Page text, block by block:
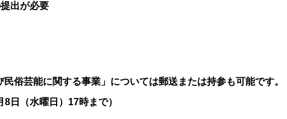
出が必要
俗芸能に関する事業」については郵送または持参も可能です。
日（水曜日）17時まで）